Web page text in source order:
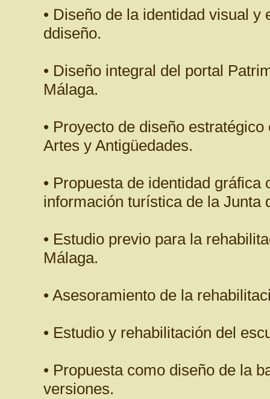
• Diseño de la identidad visual
ddiseño.
• Diseño integral del portal
Málaga.
• Proyecto de diseño
Artes y Antigüedades.
• Propuesta de identidad
información turística de la Junta
• Estudio previo para la
Málaga.
• Asesoramiento de la
• Estudio y rehabilitación del
• Propuesta como diseño de la
versiones.